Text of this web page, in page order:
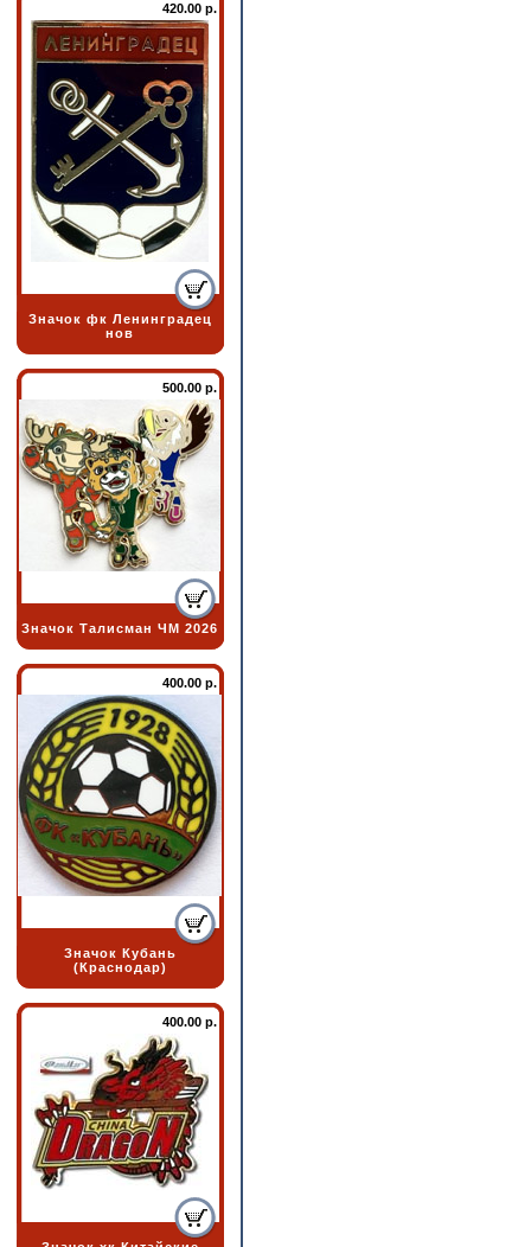
420.00 р.
Значок фк Ленинградец
нов
500.00 р.
Значок Талисман ЧМ 2026
400.00 р.
Значок Кубань
(Краснодар)
400.00 р.